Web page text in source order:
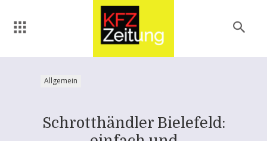
Allgemein
Schrotthändler Bielefeld: